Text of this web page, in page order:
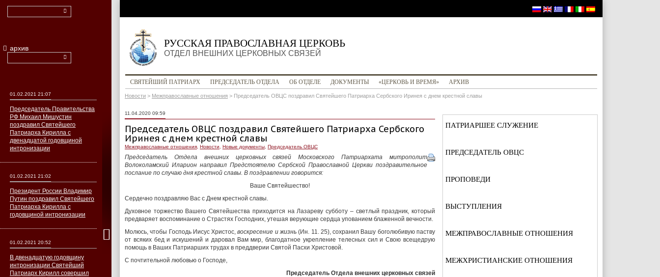
РУССКАЯ ПРАВОСЛАВНАЯ ЦЕРКОВЬ
ОТДЕЛ ВНЕШНИХ ЦЕРКОВНЫХ СВЯЗЕЙ
СВЯТЕЙШИЙ ПАТРИАРХ ПРЕДСЕДАТЕЛЬ ОТДЕЛА ОБ ОТДЕЛЕ ДОКУМЕНТЫ «ЦЕРКОВЬ И ВРЕМЯ» АРХИВ
Новости > Межправославные отношения > Председатель ОВЦС поздравил Святейшего Патриарха Сербского Иринея с днем крестной славы
11.04.2020 09:59
Председатель ОВЦС поздравил Святейшего Патриарха Сербского
Иринея с днем крестной славы
Межправославные отношения Новости Новые документы Председатель ОВЦС
Председатель Отдела внешних церковных связей Московского Патриархата митрополит
Волоколамский Иларион направил Предстоятелю Сербской Православной Церкви поздравительное
послание по случаю дня крестной славы. В поздравлении говорится:
Ваше Святейшество!
Сердечно поздравляю Вас с Днем крестной славы.
Духовное торжество Вашего Святейшества приходится на Лазареву субботу – светлый праздник, который
предваряет воспоминание о Страстях Господних, утешая верующие сердца упованием блаженной вечности.
Молюсь, чтобы Господь Иисус Христос,воскресение и жизнь (Ин. 11. 25), сохранил Вашу боголюбивую паству
от всяких бед и искушений и даровал Вам мир, благодатное укрепление телесных сил и Свою всещедрую
помощь в Ваших Патриарших трудах в преддверии Святой Пасхи Христовой.
С почтительной любовью о Господе,
Председатель Отдела внешних церковных связей
ПАТРИАРШЕЕ СЛУЖЕНИЕ
ПРЕДСЕДАТЕЛЬ ОВЦС
ПРОПОВЕДИ
ВЫСТУПЛЕНИЯ
МЕЖПРАВОСЛАВНЫЕ ОТНОШЕНИЯ
МЕЖХРИСТИАНСКИЕ ОТНОШЕНИЯ
архив
01.02.2021 21:07
Председатель Правительства
РФ Михаил Мишустин
поздравил Святейшего
Патриарха Кирилла с
двенадцатой годовщиной
интронизации
01.02.2021 21:02
Президент России Владимир
Путин поздравил Святейшего
Патриарха Кирилла с
годовщиной интронизации
01.02.2021 20:52
В двенадцатую годовщину
интронизации Святейший
Патриарх Кирилл совершил